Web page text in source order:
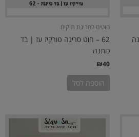
חוטים לסריגת תיקים
62 – חוט סריגה טורקיז עז | בד
כותנה
₪40
הוספה לסל